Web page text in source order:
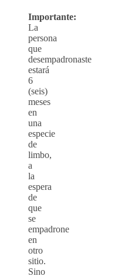
Importante:
La
persona
que
desempadronaste
estará
6
(seis)
meses
en
una
especie
de
limbo,
a
la
espera
de
que
se
empadrone
en
otro
sitio.
Sino